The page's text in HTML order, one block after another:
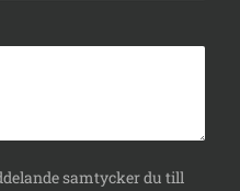
samtycker du till